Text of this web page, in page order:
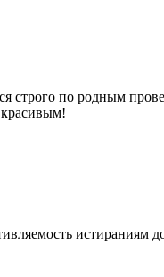
строго по родным
истираниям